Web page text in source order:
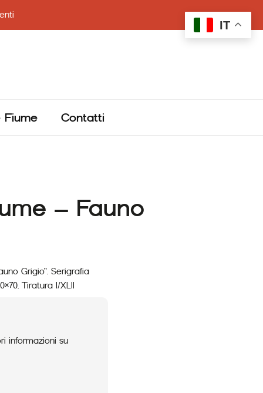
Fiume Contatti
– Fauno
Grigio”. Serigrafia
Tiratura I/XLII
informazioni su
IT